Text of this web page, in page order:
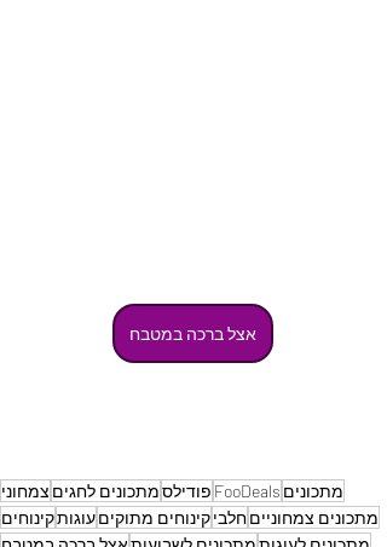
אצל ברכה במטבח
מתכונים FooDeals פודילסמתכונים לחגים צמחוני
מתכונים צמחונייםחלביקינוחים מתוקיםעוגותקינוחים